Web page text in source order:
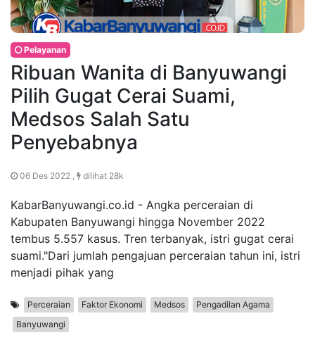
Pelayanan
Ribuan Wanita di Banyuwangi
Pilih Gugat Cerai Suami,
Medsos Salah Satu
Penyebabnya
06 Des 2022 , dilihat 28k
KabarBanyuwangi.co.id - Angka perceraian di
Kabupaten Banyuwangi hingga November 2022
tembus 5.557 kasus. Tren terbanyak, istri gugat cerai
suami."Dari jumlah pengajuan perceraian tahun ini, istri
menjadi pihak yang
Perceraian Faktor Ekonomi Medsos
Pengadilan Agama
Banyuwangi